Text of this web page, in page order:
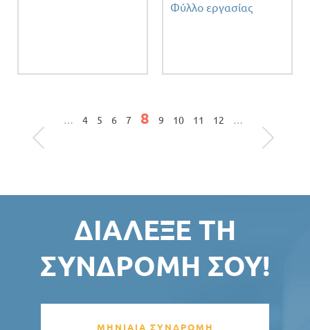
Φύλλο εργασίας
Σελίδες
… 4 5 6 7 8 9 10 11 12 …
ΔΙΆΛΕΞΕ ΤΗ
ΣΥΝΔΡΟΜΉ ΣΟΥ!
ΜΗΝΙΑΙΑ ΣΥΝΔΡΟΜΗ